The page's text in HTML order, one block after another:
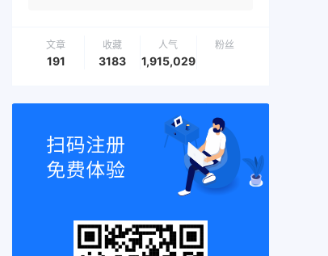
文章
191
收藏
3183
人气
1,915,029
粉丝